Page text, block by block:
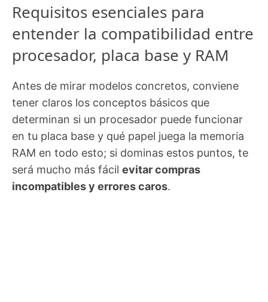
Requisitos esenciales para
entender la compatibilidad entre
procesador, placa base y RAM
Antes de mirar modelos concretos, conviene
tener claros los conceptos básicos que
determinan si un procesador puede funcionar
en tu placa base y qué papel juega la memoria
RAM en todo esto; si dominas estos puntos, te
será mucho más fácil evitar compras
incompatibles y errores caros.